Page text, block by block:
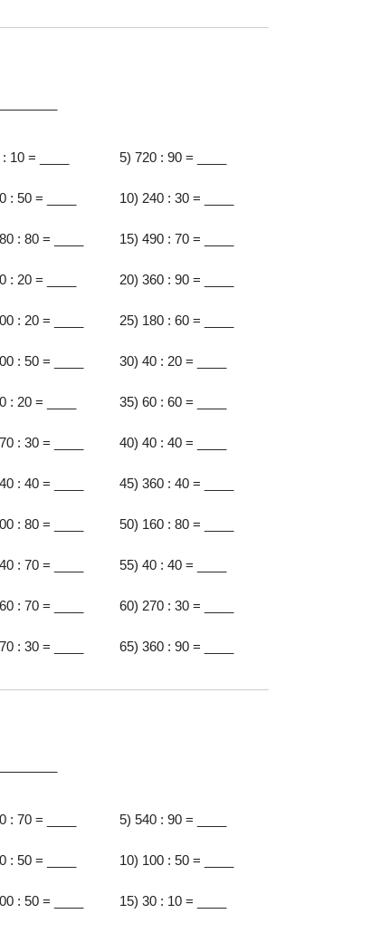
10 = ____ 5) 720 : 90 = ____
: 50 = ____ 10) 240 : 30 = ____
: 80 = ____ 15) 490 : 70 = ____
: 20 = ____ 20) 360 : 90 = ____
: 20 = ____ 25) 180 : 60 = ____
: 50 = ____ 30) 40 : 20 = ____
: 20 = ____ 35) 60 : 60 = ____
: 30 = ____ 40) 40 : 40 = ____
: 40 = ____ 45) 360 : 40 = ____
: 80 = ____ 50) 160 : 80 = ____
: 70 = ____ 55) 40 : 40 = ____
: 70 = ____ 60) 270 : 30 = ____
: 30 = ____ 65) 360 : 90 = ____
: 70 = ____ 5) 540 : 90 = ____
: 50 = ____ 10) 100 : 50 = ____
: 50 = ____ 15) 30 : 10 = ____